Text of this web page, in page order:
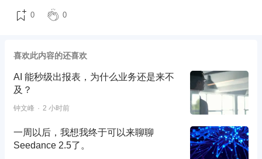
0 0
喜欢此内容的还喜欢
AI 能秒级出报表，为什么业务还是来不
及？
钟文峰 2 小时前
一周以后，我想我终于可以来聊聊
Seedance 2.5了。